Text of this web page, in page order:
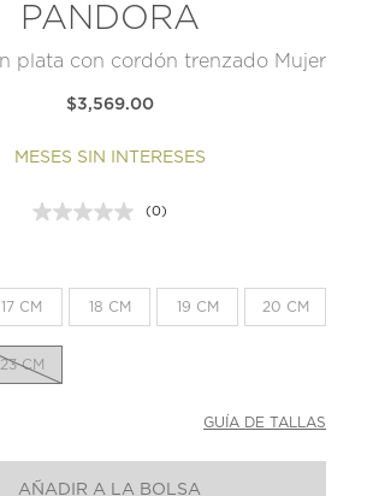
PANDORA
plata con cordón trenzado Mujer
$3,569.00
MESES SIN INTERESES
Sin
misma
(0)
17 CM 18 CM 19 CM 20 CM
23 CM
GUÍA DE TALLAS
AÑADIR A LA BOLSA